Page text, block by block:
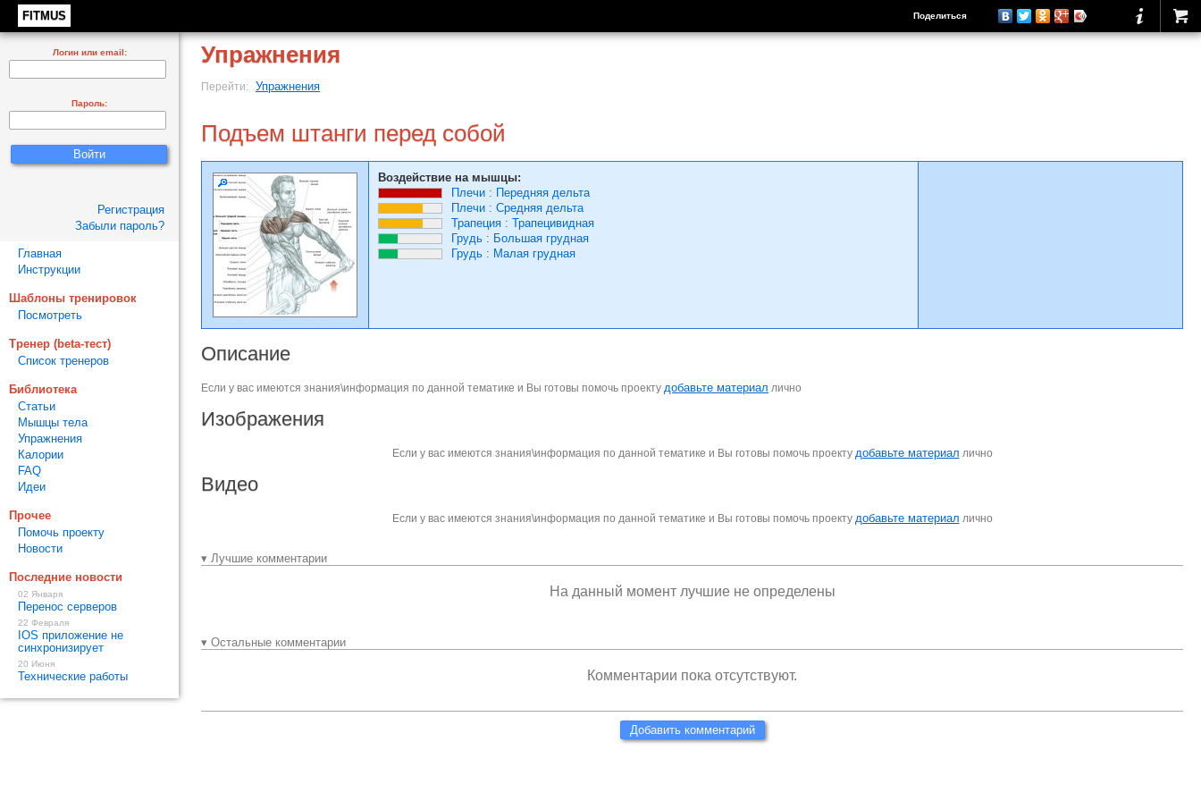
FITMUS Поделиться
Упражнения
Перейти: Упражнения
Подъем штанги перед собой
Воздействие на мышцы:
Плечи : Передняя дельта
Плечи : Средняя дельта
Трапеция : Трапецивидная
Грудь : Большая грудная
Грудь : Малая грудная
Описание
Если у вас имеются знания\информация по данной тематике и Вы готовы помочь проекту добавьте материал лично
Изображения
Если у вас имеются знания\информация по данной тематике и Вы готовы помочь проекту добавьте материал лично
Видео
Если у вас имеются знания\информация по данной тематике и Вы готовы помочь проекту добавьте материал лично
▾ Лучшие комментарии
На данный момент лучшие не определены
▾ Остальные комментарии
Комментарии пока отсутствуют.
Добавить комментарий
Логин или email:
Пароль:
Регистрация
Забыли пароль?
Главная
Инструкции
Шаблоны тренировок
Посмотреть
Тренер (beta-тест)
Список тренеров
Библиотека
Статьи
Мышцы тела
Упражнения
Калории
FAQ
Идеи
Прочее
Помочь проекту
Новости
Последние новости
02 Января
Перенос серверов
22 Февраля
IOS приложение не
синхронизирует
20 Июня
Технические работы